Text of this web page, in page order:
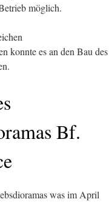
möglich.
konnte es an den Bau des
Bf.
was im April